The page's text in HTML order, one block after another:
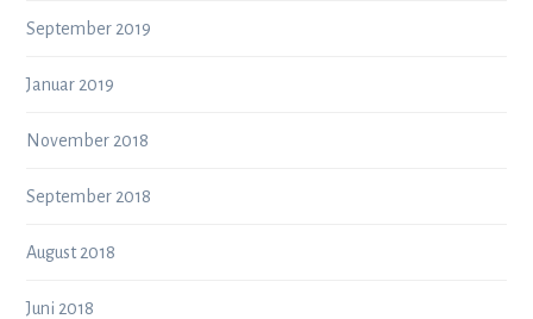
September 2019
Januar 2019
November 2018
September 2018
August 2018
Juni 2018